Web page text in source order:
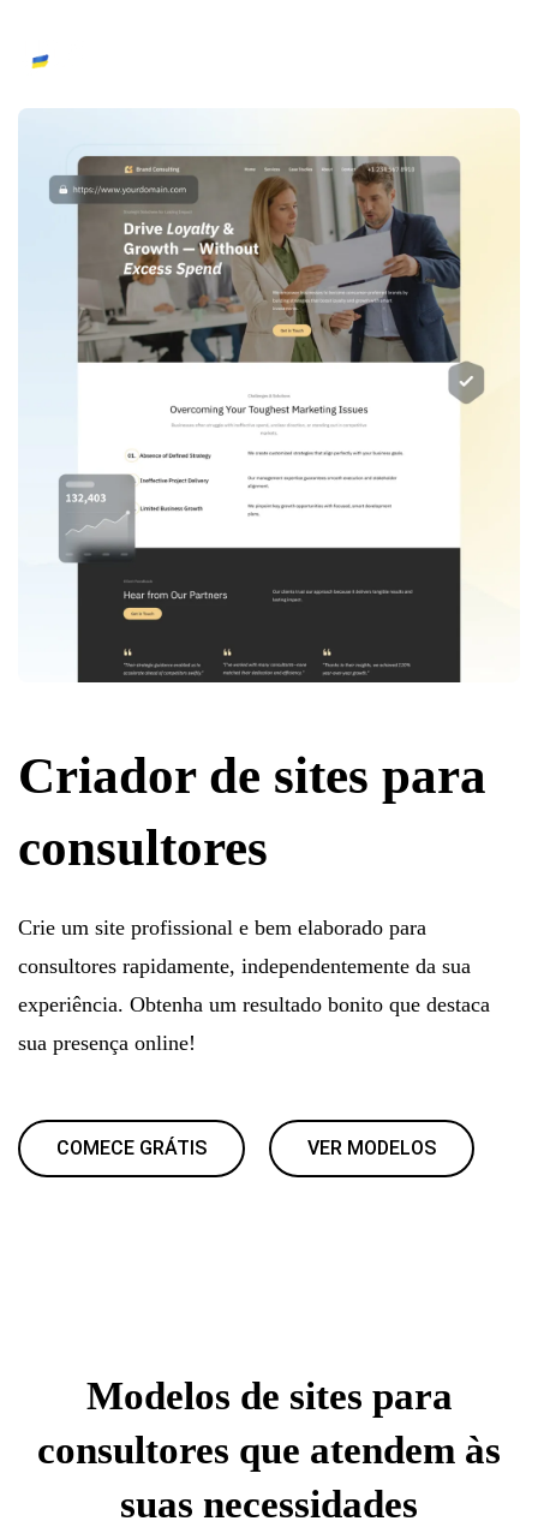
Criador de sites para
consultores
Crie um site profissional e bem elaborado para
consultores rapidamente, independentemente da sua
experiência. Obtenha um resultado bonito que destaca
sua presença online!
COMECE GRÁTIS VER MODELOS
Modelos de sites para
consultores que atendem às
suas necessidades